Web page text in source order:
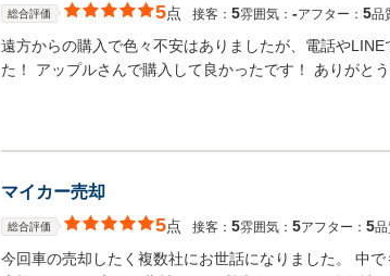
総合評価 5点 接客： 5雰囲気： ‐アフター： 5品
遠方からの購入で色々不安はありましたが、電話や
た！ アップルさんで購入して良かったです！ ありがと
マイカー売却
総合評価 5点 接客： 5雰囲気： 5アフター： 5品
今回車の売却したく複数社にお世話になりました。 中